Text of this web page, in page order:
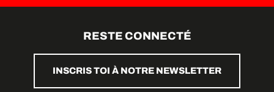
RESTE CONNECTÉ
INSCRIS TOI À NOTRE NEWSLETTER